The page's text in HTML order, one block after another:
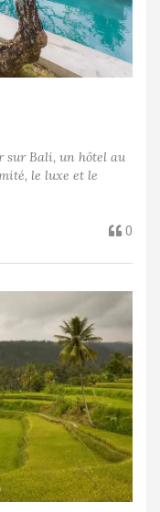
sur Bali, un hôtel au
le luxe et le
0